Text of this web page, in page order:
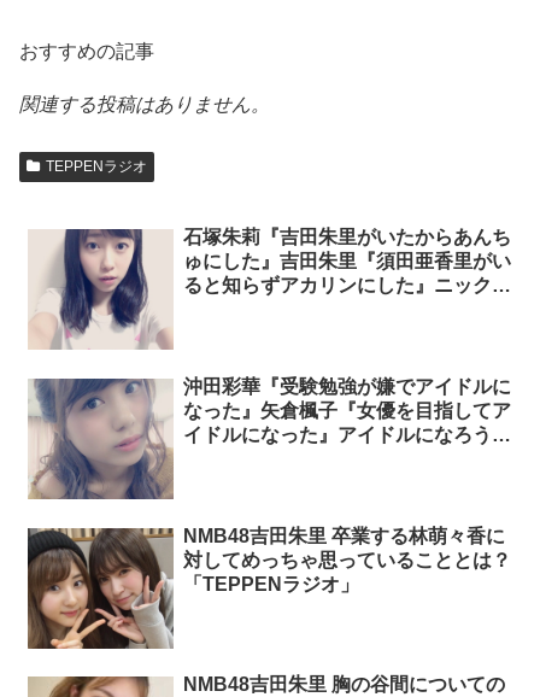
おすすめの記事
関連する投稿はありません。
TEPPENラジオ
石塚朱莉『吉田朱里がいたからあんち
ゅにした』吉田朱里『須田亜香里がい
ると知らずアカリンにした』ニックネ
沖田彩華『受験勉強が嫌でアイドルに
なった』矢倉楓子『女優を目指してア
イドルになった』アイドルになろうと
NMB48吉田朱里 卒業する林萌々香に
対してめっちゃ思っていることとは？
「TEPPENラジオ」
NMB48吉田朱里 胸の谷間についての